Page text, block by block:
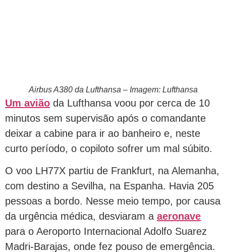
Airbus A380 da Lufthansa – Imagem: Lufthansa
Um avião da Lufthansa voou por cerca de 10
minutos sem supervisão após o comandante
deixar a cabine para ir ao banheiro e, neste
curto período, o copiloto sofrer um mal súbito.
O voo LH77X partiu de Frankfurt, na Alemanha,
com destino a Sevilha, na Espanha. Havia 205
pessoas a bordo. Nesse meio tempo, por causa
da urgência médica, desviaram a aeronave
para o Aeroporto Internacional Adolfo Suarez
Madri-Barajas, onde fez pouso de emergência.